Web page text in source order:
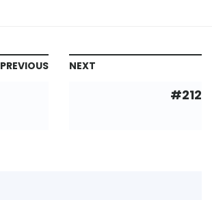
PREVIOUS NEXT
#212